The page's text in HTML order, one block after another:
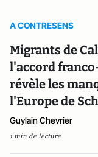
A CONTRESENS
Migrants de
l'accord
révèle les
l'Europe de
Guylain Chevrier
1 min de lecture